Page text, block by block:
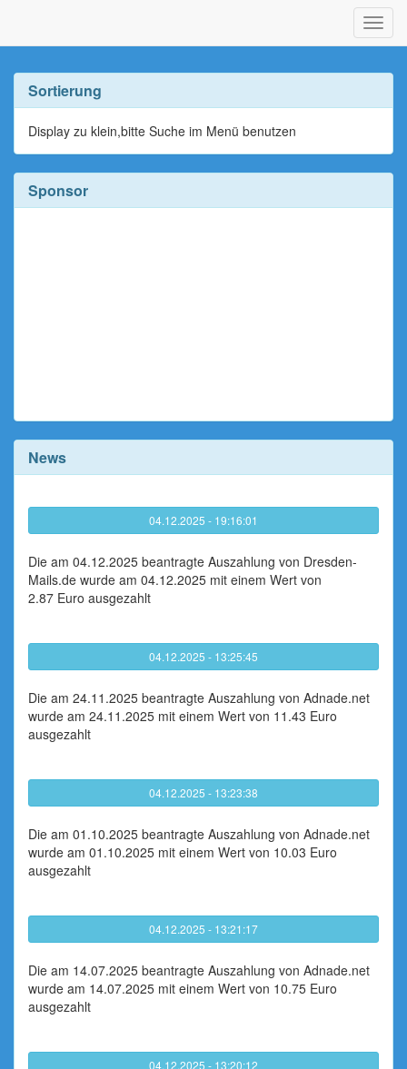
ein-/
Sortierung
Display zu klein,bitte Suche im Menü benutzen
Sponsor
News
04.12.2025 - 19:16:01
Die am 04.12.2025 beantragte Auszahlung von Dresden-
Mails.de wurde am 04.12.2025 mit einem Wert von
2.87 Euro ausgezahlt
04.12.2025 - 13:25:45
Die am 24.11.2025 beantragte Auszahlung von Adnade.net
wurde am 24.11.2025 mit einem Wert von 11.43 Euro
ausgezahlt
04.12.2025 - 13:23:38
Die am 01.10.2025 beantragte Auszahlung von Adnade.net
wurde am 01.10.2025 mit einem Wert von 10.03 Euro
ausgezahlt
04.12.2025 - 13:21:17
Die am 14.07.2025 beantragte Auszahlung von Adnade.net
wurde am 14.07.2025 mit einem Wert von 10.75 Euro
ausgezahlt
04.12.2025 - 13:20:12